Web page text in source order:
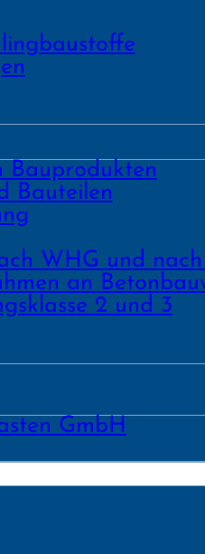
Bauprodukten
Bau­teilen
WHG und nach
an
2 und 3
GmbH